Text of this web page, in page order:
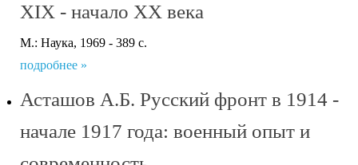
XIX - начало XX века
М.: Наука, 1969 - 389 с.
подробнее »
Асташов А.Б. Русский фронт в 1914 -
начале 1917 года: военный опыт и